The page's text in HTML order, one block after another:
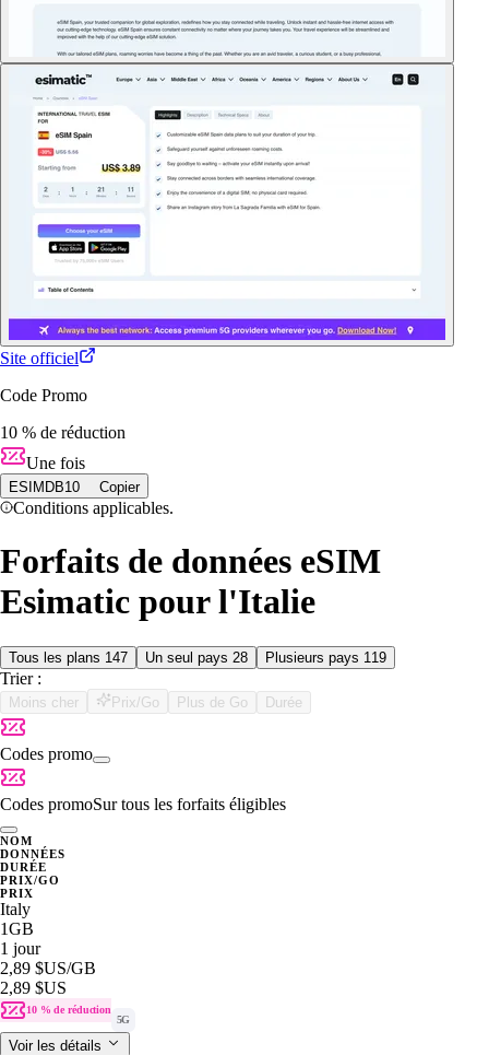
Site officiel
Code Promo
10 % de réduction
Une fois
ESIMDB10 Copier
Conditions applicables.
Forfaits de données eSIM
Esimatic pour l'Italie
Tous les plans 147 Un seul pays 28 Plusieurs pays 119
Trier :
Moins cher Prix/Go Plus de Go Durée
Codes promo
Codes promoSur tous les forfaits éligibles
NOM
DONNÉES
DURÉE
PRIX/GO
PRIX
Italy
1GB
1 jour
2,89 $US/GB
2,89 $US
10 % de réduction
5G
Voir les détails